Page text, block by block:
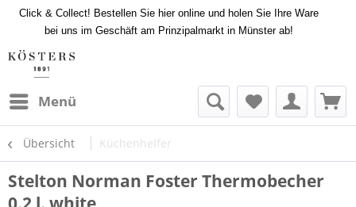
Click & Collect! Bestellen Sie hier online und holen Sie Ihre Ware
bei uns im Geschäft am Prinzipalmarkt in Münster ab!
Menü
Übersicht Küchenhelfer
Stelton Norman Foster Thermobecher